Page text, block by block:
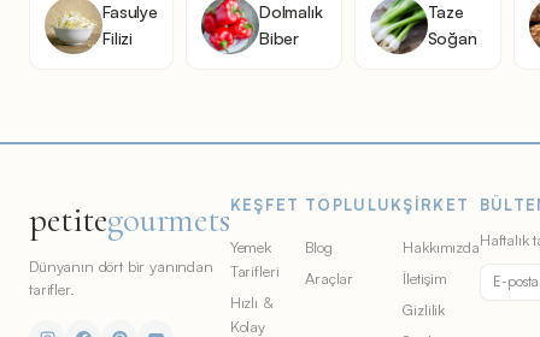
Fasulye
Filizi
Dolmalık
Biber
Taze
Soğan
petitegourmets
Dünyanın dört bir yanından
tarifler.
KEŞFET
Yemek
Tarifleri
Hızlı &
Kolay
TOPLULUK
Blog
Araçlar
ŞIRKET
Hakkımızda
İletişim
Gizlilik
Haftalık